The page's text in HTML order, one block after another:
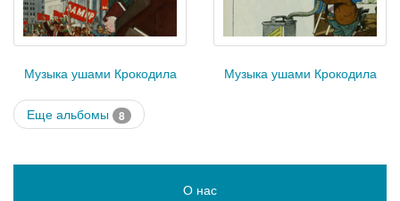
Музыка ушами Крокодила Музыка ушами Крокодила
Еще альбомы 8
О нас